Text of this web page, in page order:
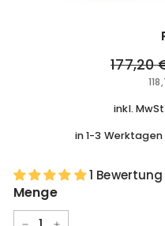
177,20
inkl.
in 1-3
1 Bewertung
Menge